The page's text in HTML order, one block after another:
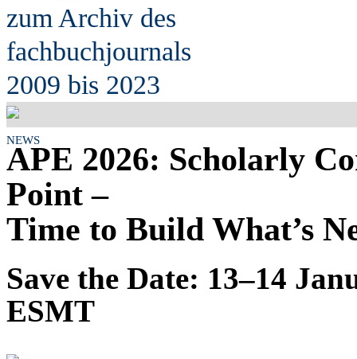
zum Archiv des
fachbuchjournals
2009 bis 2023
NEWS
APE 2026: Scholarly
Point –
Time to Build What’s
Save the Date: 13–14
ESMT